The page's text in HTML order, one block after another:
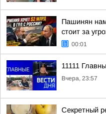
Пашинян
стоит за
00:01
11111
Вчера, 23:57
Секретный